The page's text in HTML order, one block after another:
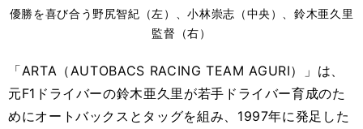
優勝を喜び合う野尻智紀（左）、小林崇志（中央）、鈴木亜久里
監督（右）
「ARTA（AUTOBACS RACING TEAM AGURI）」は、
元F1ドライバーの鈴木亜久里が若手ドライバー育成のた
めにオートバックスとタッグを組み、1997年に発足した